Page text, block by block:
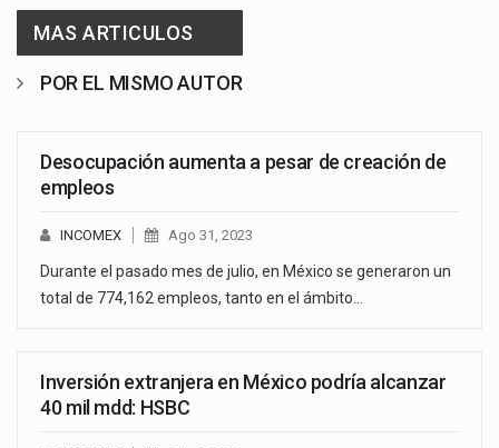
MAS ARTICULOS
POR EL MISMO AUTOR
Desocupación aumenta a pesar de creación de
empleos
INCOMEX Ago 31, 2023
Durante el pasado mes de julio, en México se generaron un
total de 774,162 empleos, tanto en el ámbito…
Inversión extranjera en México podría alcanzar
40 mil mdd: HSBC